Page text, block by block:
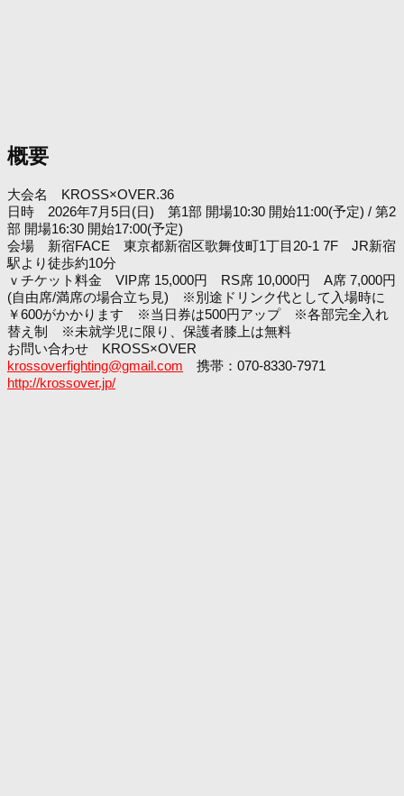
概要
大会名 KROSS×OVER.36
日時 2026年7月5日(日) 第1部 開場10:30 開始11:00(予定) / 第2
部 開場16:30 開始17:00(予定)
会場 新宿FACE 東京都新宿区歌舞伎町1丁目20-1 7F JR新宿
駅より徒歩約10分
ｖチケット料金 VIP席 15,000円 RS席 10,000円 A席 7,000円
(自由席/満席の場合立ち見) ※別途ドリンク代として入場時に
￥600がかかります ※当日券は500円アップ ※各部完全入れ
替え制 ※未就学児に限り、保護者膝上は無料
お問い合わせ KROSS×OVER
krossoverfighting@gmail.com 携帯：070-8330-7971
http://krossover.jp/